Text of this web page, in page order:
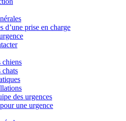
d’une prise en charge
chiens
chats
des urgences
une urgence